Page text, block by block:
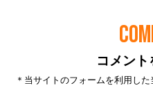
コメント
＊当サイトのフォームを利用し